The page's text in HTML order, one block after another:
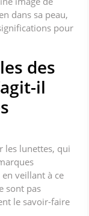
dans sa peau,
pour
des
il
les lunettes, qui
veillant à ce
sont pas
le savoir-faire